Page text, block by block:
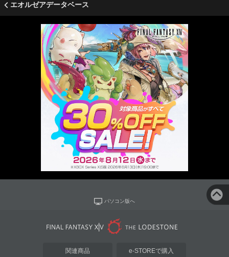
エオルゼアデータベース
パソコン版へ
関連商品 e-STOREで購入